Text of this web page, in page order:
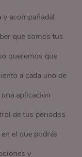
y acompañada!
que somos tus
queremos que
a cada uno de
aplicación
de tus periodos
el que podrás
y